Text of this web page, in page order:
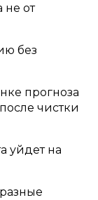
не от
без
прогноза
чистки
уйдет на